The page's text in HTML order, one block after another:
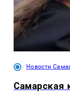
Новости
Самарская